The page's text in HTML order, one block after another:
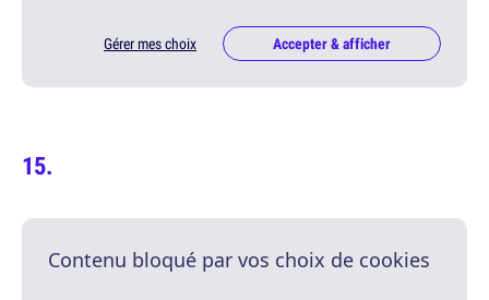
Gérer mes choix Accepter & afficher
Contenu bloqué par vos choix de cookies